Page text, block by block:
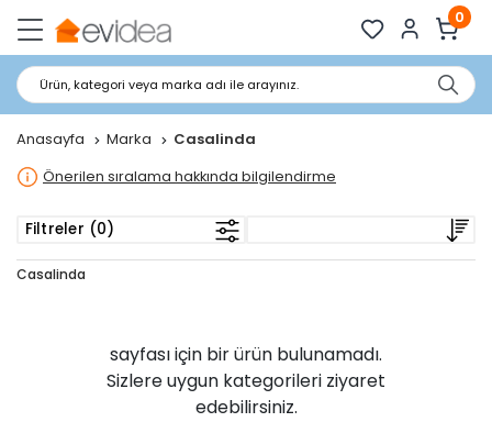
0
Ürün, kategori veya marka adı ile arayınız.
Anasayfa Marka Casalinda
Önerilen sıralama hakkında bilgilendirme
Filtreler (0)
Casalinda
sayfası için bir ürün bulunamadı.
Sizlere uygun kategorileri ziyaret
edebilirsiniz.